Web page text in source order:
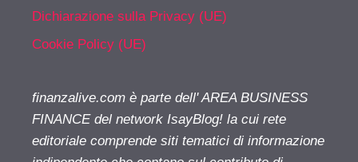
Dichiarazione sulla Privacy (UE)
Cookie Policy (UE)
finanzalive.com è parte dell' AREA BUSINESS
FINANCE del network IsayBlog! la cui rete
editoriale comprende siti tematici di informazione